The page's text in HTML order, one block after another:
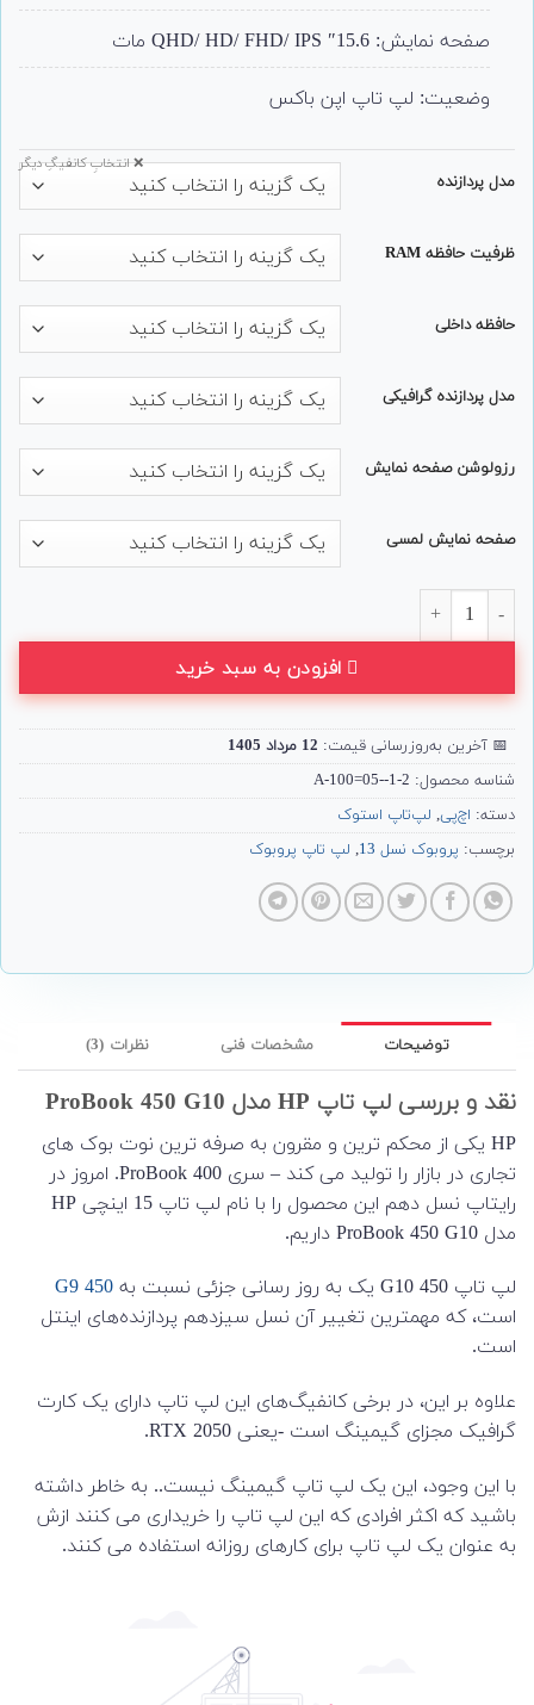
صفحه نمایش: 15.6″ QHD/ HD/ FHD/ IPS مات
وضعیت: لپ تاپ اپن باکس
مدل پردازنده
ظرفیت حافظه RAM
حافظه داخلی
مدل پردازنده گرافیکی
رزولوشن صفحه نمایش
صفحه نمایش لمسی
❌ انتخابِ کانفیگِ دیگر
افزودن به سبد خرید
📅 آخرین به‌روزرسانی قیمت: 12 مرداد 1405
شناسه محصول: A-100=05--1-2
دسته: اچ‌پی, لپ‌تاپ استوک
برچسب: پروبوک نسل 13 , لپ تاپ پروبوک
توضیحات مشخصات فنی نظرات (3)
نقد و بررسی لپ تاپ HP مدل ProBook 450 G10
HP یکی از محکم ترین و مقرون به صرفه ترین نوت بوک های
تجاری در بازار را تولید می کند – سری ProBook 400. امروز در
رایتاپ نسل دهم این محصول را با نام لپ تاپ 15 اینچی HP
مدل ProBook 450 G10 داریم.
لپ تاپ 450 G10 یک به روز رسانی جزئی نسبت به
450 G9
است، که مهمترین تغییر آن نسل سیزدهم پردازنده‌های اینتل
است.
علاوه بر این، در برخی کانفیگ‌های این لپ تاپ دارای یک کارت
گرافیک مجزای گیمینگ است -یعنی RTX 2050.
با این وجود، این یک لپ تاپ گیمینگ نیست.. به خاطر داشته
باشید که اکثر افرادی که این لپ تاپ را خریداری می کنند ازش
به عنوان یک لپ تاپ برای کارهای روزانه استفاده می کنند.